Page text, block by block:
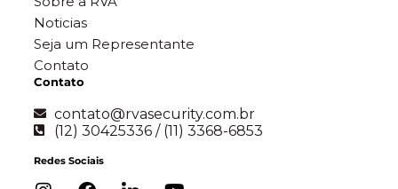
Noticias
Seja um Representante
Contato
Contato
contato@rvasecurity.com.br
(12) 30425336 / (11) 3368-6853
Redes Sociais